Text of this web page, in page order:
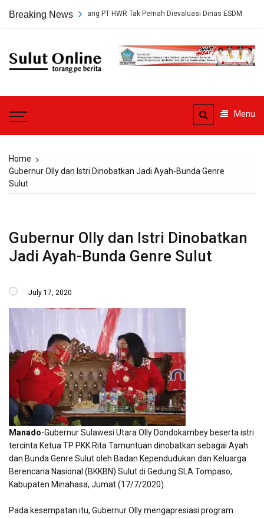
Breaking News
Tambang PT HWR Tak Pernah Dievaluasi Dinas ESDM
Sulut
Menu
Home
Gubernur Olly dan Istri Dinobatkan Jadi Ayah-Bunda Genre
Sulut
Gubernur Olly dan Istri Dinobatkan
Jadi Ayah-Bunda Genre Sulut
July 17, 2020
Manado-Gubernur Sulawesi Utara Olly Dondokambey beserta istri
tercinta Ketua TP PKK Rita Tamuntuan dinobatkan sebagai Ayah
dan Bunda Genre Sulut oleh Badan Kependudukan dan Keluarga
Berencana Nasional (BKKBN) Sulut di Gedung SLA Tompaso,
Kabupaten Minahasa, Jumat (17/7/2020).
Pada kesempatan itu, Gubernur Olly mengapresiasi program